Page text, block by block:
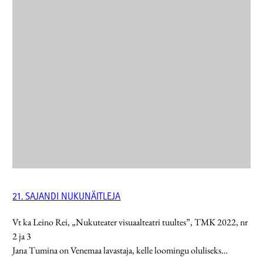
21. SAJANDI NUKUNÄITLEJA
Vt ka Leino Rei, „Nukuteater visuaalteatri tuultes”, TMK 2022, nr
2 ja 3
Jana Tumina on Venemaa lavastaja, kelle loomingu oluliseks…